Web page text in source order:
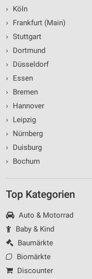
›
Köln
›
Frankfurt (Main)
› Stuttgart
›
Dortmund
›
Düsseldorf
›
Essen
›
Bremen
›
Hannover
›
Leipzig
›
Nürnberg
›
Duisburg
›
Bochum
Top Kategorien
Auto & Motorrad
Baby & Kind
Baumärkte
Biomärkte
Discounter